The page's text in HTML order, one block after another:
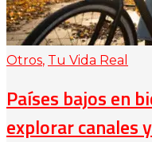
Otros, Tu Vida Real
Países bajos en
explorar canales